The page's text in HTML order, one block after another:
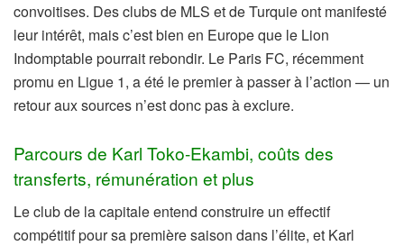
convoitises. Des clubs de MLS et de Turquie ont manifesté
leur intérêt, mais c’est bien en Europe que le Lion
Indomptable pourrait rebondir. Le Paris FC, récemment
promu en Ligue 1, a été le premier à passer à l’action — un
retour aux sources n’est donc pas à exclure.
Parcours de Karl Toko-Ekambi, coûts des
transferts, rémunération et plus
Le club de la capitale entend construire un effectif
compétitif pour sa première saison dans l’élite, et Karl